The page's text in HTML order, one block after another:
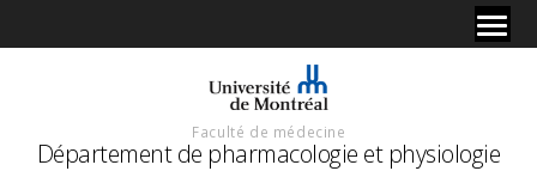
Faculté de médecine
Département de pharmacologie et physiologie